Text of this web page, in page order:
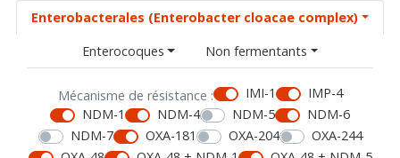
Enterobacterales (Enterobacter cloacae complex)
Enterocoques
Non fermentants
Mécanisme de résistance : IMI-1
IMP-4
NDM-1
NDM-4 NDM-5
NDM-6
NDM-7
OXA-181 OXA-204
OXA-244